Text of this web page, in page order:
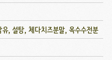
, 설탕, 체다치즈분말, 옥수수전분